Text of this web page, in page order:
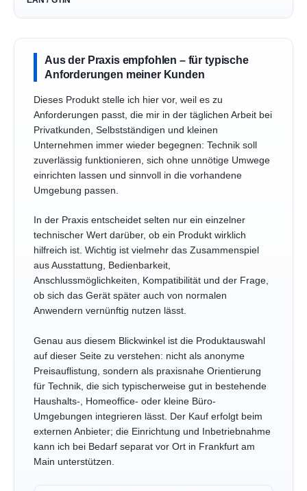
Aus der Praxis empfohlen – für typische
Anforderungen meiner Kunden
Dieses Produkt stelle ich hier vor, weil es zu
Anforderungen passt, die mir in der täglichen Arbeit bei
Privatkunden, Selbstständigen und kleinen
Unternehmen immer wieder begegnen: Technik soll
zuverlässig funktionieren, sich ohne unnötige Umwege
einrichten lassen und sinnvoll in die vorhandene
Umgebung passen.
In der Praxis entscheidet selten nur ein einzelner
technischer Wert darüber, ob ein Produkt wirklich
hilfreich ist. Wichtig ist vielmehr das Zusammenspiel
aus Ausstattung, Bedienbarkeit,
Anschlussmöglichkeiten, Kompatibilität und der Frage,
ob sich das Gerät später auch von normalen
Anwendern vernünftig nutzen lässt.
Genau aus diesem Blickwinkel ist die Produktauswahl
auf dieser Seite zu verstehen: nicht als anonyme
Preisauflistung, sondern als praxisnahe Orientierung
für Technik, die sich typischerweise gut in bestehende
Haushalts-, Homeoffice- oder kleine Büro-
Umgebungen integrieren lässt. Der Kauf erfolgt beim
externen Anbieter; die Einrichtung und Inbetriebnahme
kann ich bei Bedarf separat vor Ort in Frankfurt am
Main unterstützen.